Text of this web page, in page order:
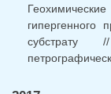
субстрату